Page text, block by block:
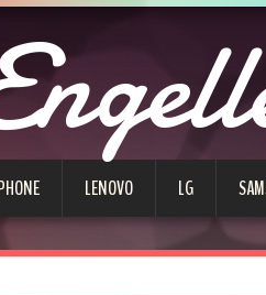
LENOVO LG